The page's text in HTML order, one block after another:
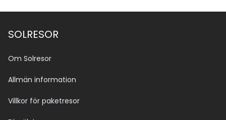
SOLRESOR
Om Solresor
Allmän information
Villkor för paketresor